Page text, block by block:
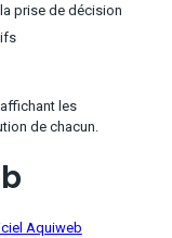
prise de décision
les
de chacun.
Aquiweb